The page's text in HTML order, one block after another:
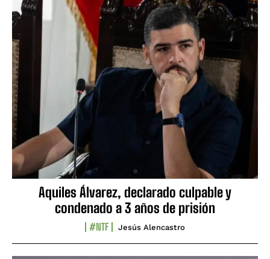
Aquiles Álvarez, declarado culpable y
condenado a 3 años de prisión
#NTF Jesús Alencastro